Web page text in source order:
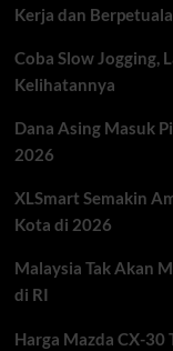
Sejumlah
Terdampak
Kerja dan
Coba Slow Jogging,
Kelihatannya
Dana Asing Masuk
2026
XLSmart Semakin
Kota di 2026
Malaysia Tak Akan
di RI
Harga Mazda CX-